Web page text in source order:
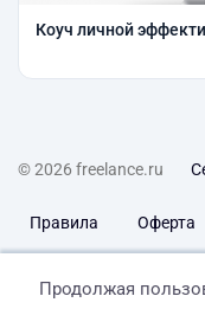
Коуч личной
© 2026 freelance.ru
Правила Оферта
Продолжая